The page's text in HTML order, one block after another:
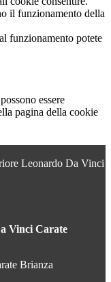
il funzionamento della
funzionamento potete
essere
pagina della cookie
Leonardo Da Vinci
Vinci Carate
Brianza